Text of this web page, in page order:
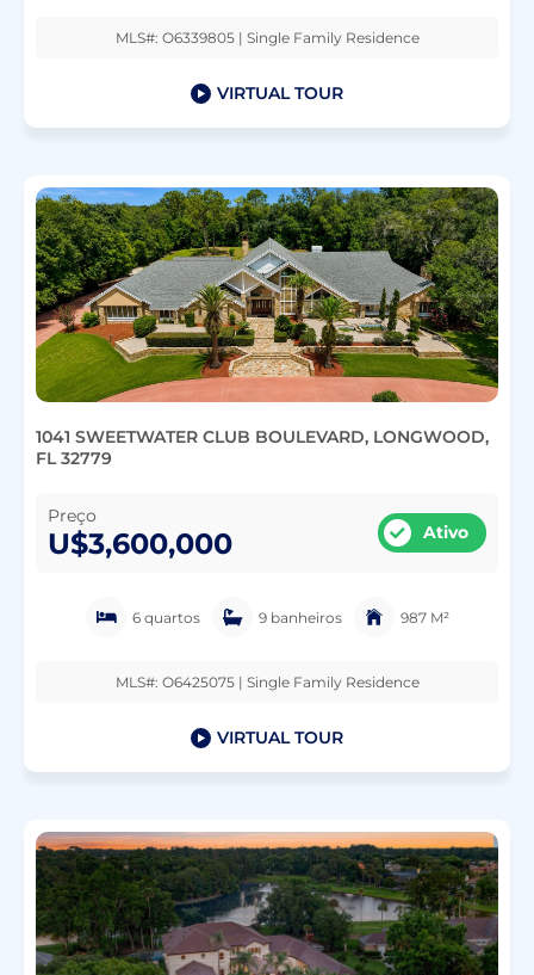
MLS#: O6339805 | Single Family Residence
VIRTUAL TOUR
1041 SWEETWATER CLUB BOULEVARD, LONGWOOD,
FL 32779
Preço
U$3,600,000 Ativo
6 quartos 9 banheiros 987 M²
MLS#: O6425075 | Single Family Residence
VIRTUAL TOUR